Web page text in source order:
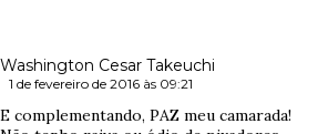
Washington Cesar Takeuchi
1 de fevereiro de 2016 às 09:21
E complementando, PAZ meu camarada!